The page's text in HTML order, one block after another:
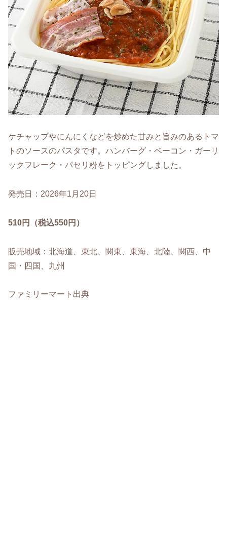
ケチャップやにんにくなどを炒めた甘みと旨みのあるトマ
トのソースのパスタです。ハンバーグ・ベーコン・ガーリ
ックフレーク・パセリ粉をトッピングしました。
発売日：2026年1月20日
510円（税込550円）
販売地域：北海道、東北、関東、東海、北陸、関西、中
国・四国、九州
ファミリーマート出典